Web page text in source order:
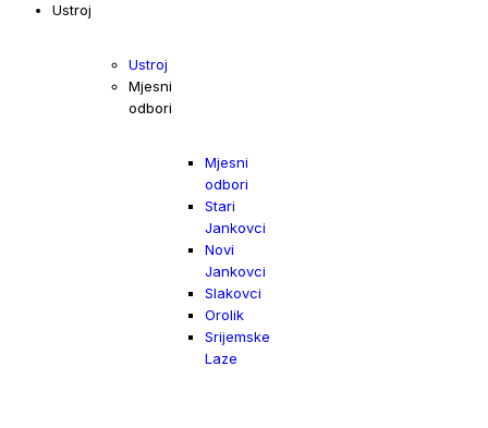
Ustroj
Ustroj
Mjesni
odbori
Mjesni
odbori
Stari
Jankovci
Novi
Jankovci
Slakovci
Orolik
Srijemske
Laze